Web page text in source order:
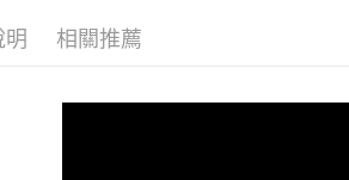
明 相關推薦